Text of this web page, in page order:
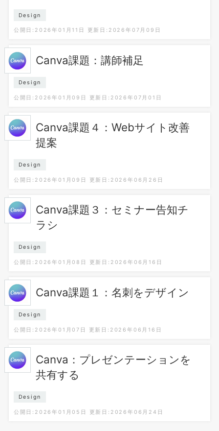
Design
公開日:2026年01月11日 更新日:2026年07月09日
Canva課題：講師補足
Design
公開日:2026年01月09日 更新日:2026年07月01日
Canva課題４：Webサイト改善
提案
Design
公開日:2026年01月09日 更新日:2026年06月26日
Canva課題３：セミナー告知チ
ラシ
Design
公開日:2026年01月08日 更新日:2026年06月16日
Canva課題１：名刺をデザイン
Design
公開日:2026年01月07日 更新日:2026年06月16日
Canva：プレゼンテーションを
共有する
Design
公開日:2026年01月05日 更新日:2026年06月24日